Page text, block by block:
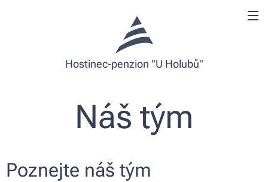
Hostinec-penzion "U Holubů"
Náš tým
Poznejte náš tým